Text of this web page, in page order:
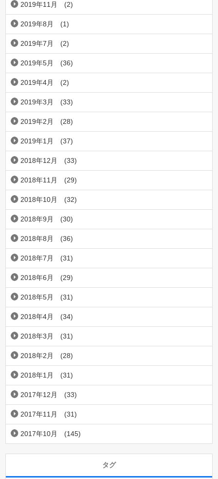
2019年11月 (2)
2019年8月 (1)
2019年7月 (2)
2019年5月 (36)
2019年4月 (2)
2019年3月 (33)
2019年2月 (28)
2019年1月 (37)
2018年12月 (33)
2018年11月 (29)
2018年10月 (32)
2018年9月 (30)
2018年8月 (36)
2018年7月 (31)
2018年6月 (29)
2018年5月 (31)
2018年4月 (34)
2018年3月 (31)
2018年2月 (28)
2018年1月 (31)
2017年12月 (33)
2017年11月 (31)
2017年10月 (145)
タグ